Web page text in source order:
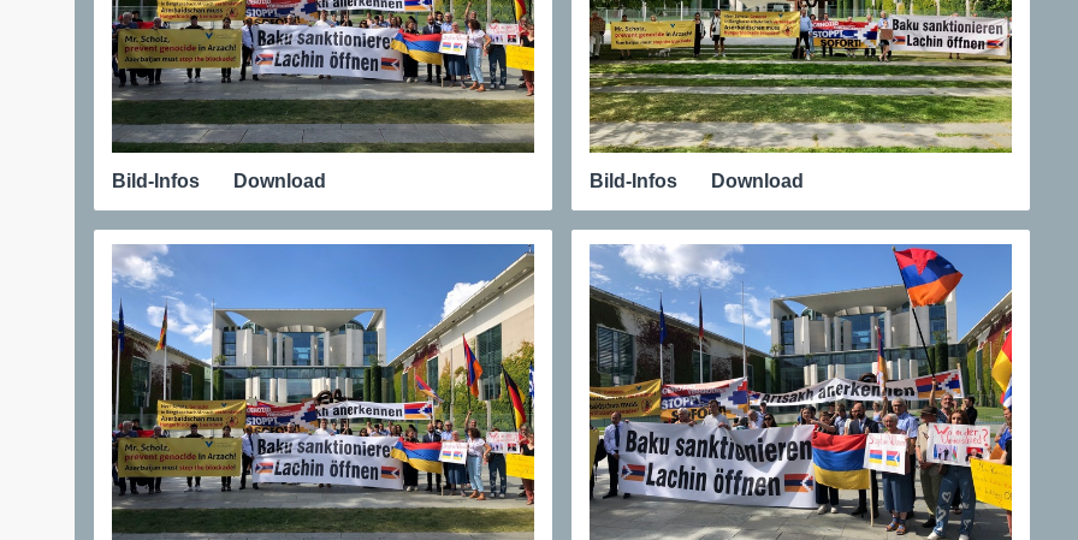
Bild-Infos Download Bild-Infos Download